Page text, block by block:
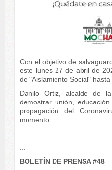
Con el objetivo de
este lunes 27 de abril de
de "Aislamiento Social"
Danilo Ortiz, alcalde de
demostrar unión,
propagación del
momento.
BOLETÍN DE PRENSA #48